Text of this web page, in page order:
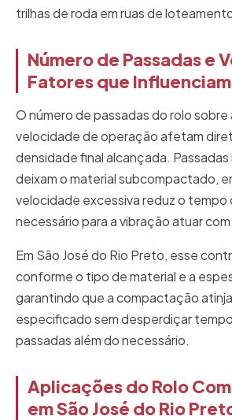
trilhas de roda em ruas de
Número de Passadas e
Fatores que
O número de passadas do rolo sobre
velocidade de operação afetam
densidade final alcançada.
deixam o material subcompactado,
velocidade excessiva reduz o
necessário para a vibração atuar
Em São José do Rio Preto, esse
conforme o tipo de material e a
garantindo que a compactação
especificado sem desperdiçar
passadas além do necessário.
Aplicações do Rolo
em São José do Rio